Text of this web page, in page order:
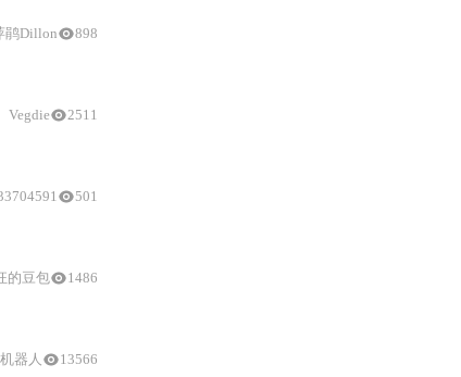
鹃Dillon 898
Vegdie 2511
501
的豆包 1486
器人 13566